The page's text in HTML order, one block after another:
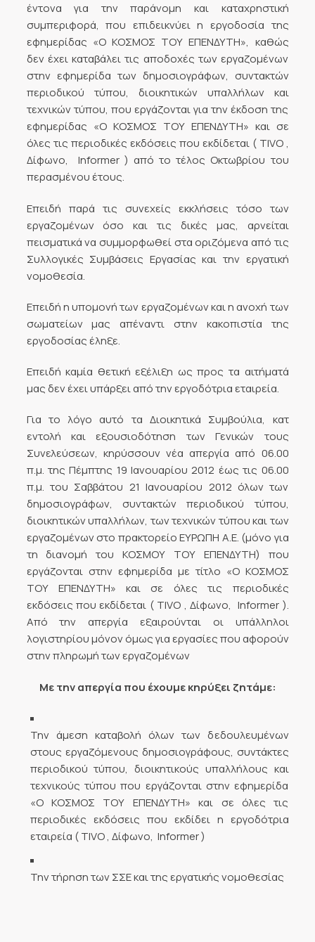
έντονα για την παράνομη και καταχρηστική
συμπεριφορά, που επιδεικνύει η εργοδοσία της
εφημερίδας «Ο ΚΟΣΜΟΣ ΤΟΥ ΕΠΕΝΔΥΤΗ», καθώς
δεν έχει καταβάλει τις αποδοχές των εργαζομένων
στην εφημερίδα των δημοσιογράφων, συντακτών
περιοδικού τύπου, διοικητικών υπαλλήλων και
τεχνικών τύπου, που εργάζονται για την έκδοση της
εφημερίδας «Ο ΚΟΣΜΟΣ ΤΟΥ ΕΠΕΝΔΥΤΗ» και σε
όλες τις περιοδικές εκδόσεις που εκδίδεται ( TIVO ,
Δίφωνο,  Informer ) από το τέλος Οκτωβρίου του
περασμένου έτους.
Επειδή παρά τις συνεχείς εκκλήσεις τόσο των
εργαζομένων όσο και τις δικές μας, αρνείται
πεισματικά να συμμορφωθεί στα οριζόμενα από τις
Συλλογικές Συμβάσεις Εργασίας και την εργατική
νομοθεσία.
Επειδή η υπομονή των εργαζομένων και η ανοχή των
σωματείων μας απέναντι στην κακοπιστία της
εργοδοσίας έληξε.
Επειδή καμία θετική εξέλιξη ως προς τα αιτήματά
μας δεν έχει υπάρξει από την εργοδότρια εταιρεία.
Για το λόγο αυτό τα Διοικητικά Συμβούλια, κατ
εντολή και εξουσιοδότηση των Γενικών τους
Συνελεύσεων, κηρύσσουν νέα απεργία από 06.00
π.μ. της Πέμπτης 19 Ιανουαρίου 2012 έως τις 06.00
π.μ. του Σαββάτου 21 Ιανουαρίου 2012 όλων των
δημοσιογράφων, συντακτών περιοδικού τύπου,
διοικητικών υπαλλήλων, των τεχνικών τύπου και των
εργαζομένων στο πρακτορείο ΕΥΡΩΠΗ Α.Ε. (μόνο για
τη διανομή του ΚΟΣΜΟΥ ΤΟΥ ΕΠΕΝΔΥΤΗ) που
εργάζονται στην εφημερίδα με τίτλο «Ο ΚΟΣΜΟΣ
ΤΟΥ ΕΠΕΝΔΥΤΗ» και σε όλες τις περιοδικές
εκδόσεις που εκδίδεται ( TIVO , Δίφωνο,  Informer ).
Από την απεργία εξαιρούνται οι υπάλληλοι
λογιστηρίου μόνον όμως για εργασίες που αφορούν
στην πληρωμή των εργαζομένων
Με την απεργία που έχουμε κηρύξει ζητάμε:
Την άμεση καταβολή όλων των δεδουλευμένων
στους εργαζόμενους δημοσιογράφους, συντάκτες
περιοδικού τύπου, διοικητικούς υπαλλήλους και
τεχνικούς τύπου που εργάζονται στην εφημερίδα
«Ο ΚΟΣΜΟΣ ΤΟΥ ΕΠΕΝΔΥΤΗ» και σε όλες τις
περιοδικές εκδόσεις που εκδίδει η εργοδότρια
εταιρεία ( TIVO , Δίφωνο,  Informer )
Την τήρηση των ΣΣΕ και της εργατικής νομοθεσίας